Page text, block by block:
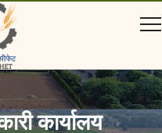
कार्यालय